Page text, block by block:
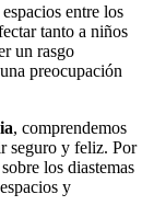
entre los
tanto a niños
un rasgo
preocupación
, comprendemos
seguro y feliz. Por
los diastemas
y